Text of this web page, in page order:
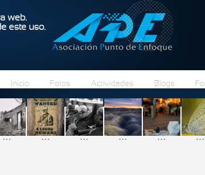
web.
este uso.
Pasar al contenido principal
Inicio Fotos Actividades Blogs
... ... ... ... ... ...